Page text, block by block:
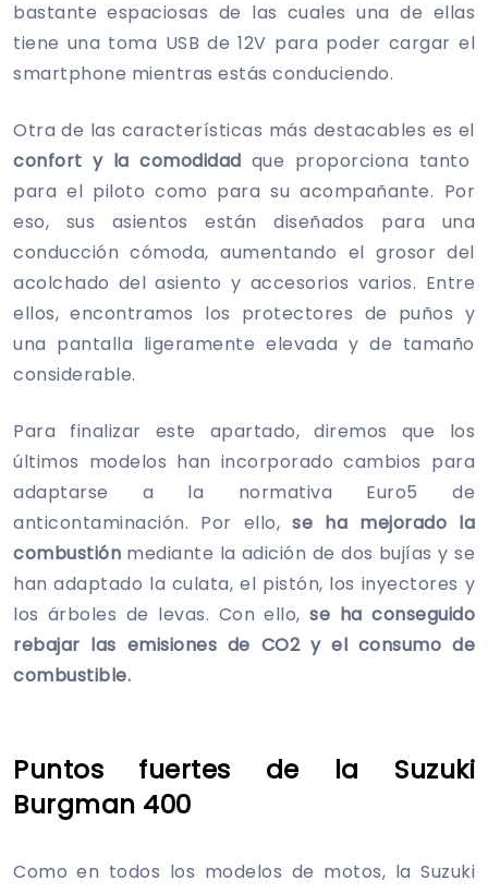
bastante espaciosas de las cuales una de ellas
tiene una toma USB de 12V para poder cargar el
smartphone mientras estás conduciendo.
Otra de las características más destacables es el
confort y la comodidad que proporciona tanto
para el piloto como para su acompañante. Por
eso, sus asientos están diseñados para una
conducción cómoda, aumentando el grosor del
acolchado del asiento y accesorios varios. Entre
ellos, encontramos los protectores de puños y
una pantalla ligeramente elevada y de tamaño
considerable.
Para finalizar este apartado, diremos que los
últimos modelos han incorporado cambios para
adaptarse a la normativa Euro5 de
anticontaminación. Por ello, se ha mejorado la
combustión mediante la adición de dos bujías y se
han adaptado la culata, el pistón, los inyectores y
los árboles de levas. Con ello,se ha conseguido
rebajar las emisiones de CO2 y el consumo de
combustible.
Puntos fuertes de la Suzuki
Burgman 400
Como en todos los modelos de motos, la Suzuki